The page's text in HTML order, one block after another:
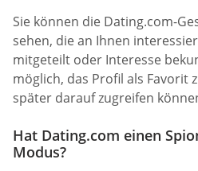
Sie können die Dating.com-
sehen, die an Ihnen
mitgeteilt oder Interesse
möglich, das Profil als Favorit
später darauf zugreifen
Hat Dating.com einen
Modus?